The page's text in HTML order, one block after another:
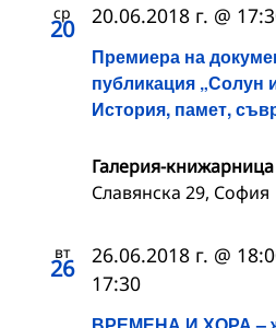
ср
20
Премиера на
публикация „Солун
История, памет,
20.06.2018 г. @
Галерия-
Славянска 29, София
вт
26 26.06.2018 г. @
17:30